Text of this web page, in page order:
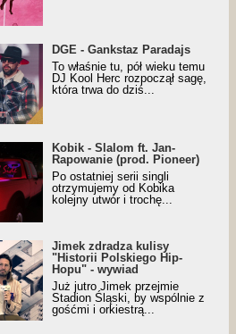
z nagrodą za
Trueschoolowy
Roku (Popkillery 2023)
DGE - Gankstaz Paradajs
To właśnie tu, pół wieku temu
DJ Kool Herc rozpoczął sagę,
która trwa do dziś...
- Slalom ft. Jan-
(prod. Pioneer)
Music Visualiser]
Kobik - Slalom ft. Jan-
Rapowanie (prod. Pioneer)
Po ostatniej serii singli
otrzymujemy od Kobika
kolejny utwór i trochę...
zdradza kulisy "Historii
Hip-Hopu" - wywiad
Jimek zdradza kulisy
"Historii Polskiego Hip-
Hopu" - wywiad
Już jutro Jimek przejmie
Stadion Śląski, by wspólnie z
gośćmi i orkiestrą...